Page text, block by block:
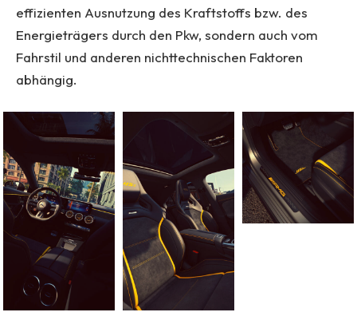
effizienten Ausnutzung des Kraftstoffs bzw. des
Energieträgers durch den Pkw, sondern auch vom
Fahrstil und anderen nichttechnischen Faktoren
abhängig.